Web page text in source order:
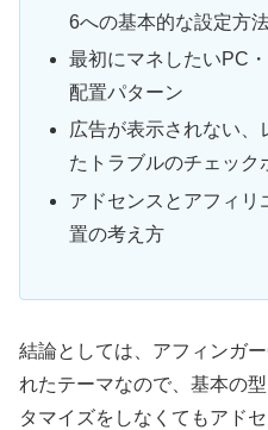
6への基本的な設定方
最初にマネしたいPC
配置パターン
広告が表示されない、
たトラブルのチェック
アドセンスとアフィリ
置の考え方
結論としては、アフィンガ
れたテーマなので、基本の
タマイズをしなくてもアド